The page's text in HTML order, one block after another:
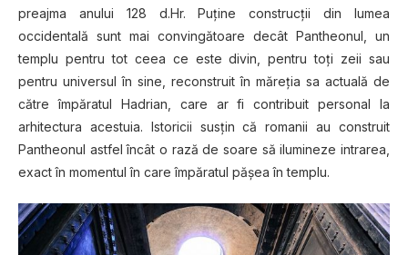
preajma anului 128 d.Hr. Puţine construcţii din lumea
occidentală sunt mai convingătoare decât Pantheonul, un
templu pentru tot ceea ce este divin, pentru toţi zeii sau
pentru universul în sine, reconstruit în măreţia sa actuală de
către împăratul Hadrian, care ar fi contribuit personal la
arhitectura acestuia. Istoricii susţin că romanii au construit
Pantheonul astfel încât o rază de soare să ilumineze intrarea,
exact în momentul în care împăratul păşea în templu.